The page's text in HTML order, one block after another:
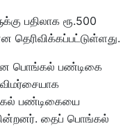
பதிலாக ரூ.500
தெரிவிக்கப்பட்டுள்ளது.
பொங்கல் பண்டிகை
பண்டிகையை
தைப் பொங்கல்